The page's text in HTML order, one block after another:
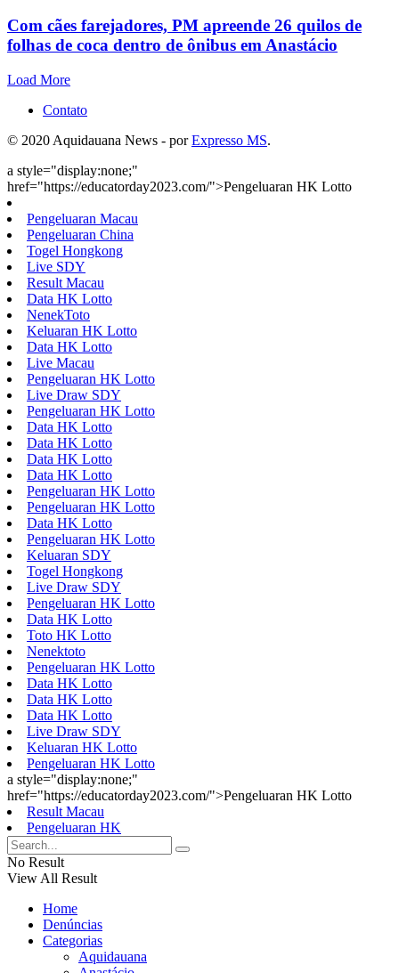
Com cães farejadores, PM apreende 26 quilos de
folhas de coca dentro de ônibus em Anastácio
Load More
Contato
© 2020 Aquidauana News - porExpresso MS.
a style="display:none;"
href="https://educatorday2023.com/">Pengeluaran HK Lotto
Pengeluaran Macau
Pengeluaran China
Togel Hongkong
Live SDY
Result Macau
Data HK Lotto
NenekToto
Keluaran HK Lotto
Data HK Lotto
Live Macau
Pengeluaran HK Lotto
Live Draw SDY
Pengeluaran HK Lotto
Data HK Lotto
Data HK Lotto
Data HK Lotto
Data HK Lotto
Pengeluaran HK Lotto
Pengeluaran HK Lotto
Data HK Lotto
Pengeluaran HK Lotto
Keluaran SDY
Togel Hongkong
Live Draw SDY
Pengeluaran HK Lotto
Data HK Lotto
Toto HK Lotto
Nenektoto
Pengeluaran HK Lotto
Data HK Lotto
Data HK Lotto
Data HK Lotto
Live Draw SDY
Keluaran HK Lotto
Pengeluaran HK Lotto
a style="display:none;"
href="https://educatorday2023.com/">Pengeluaran HK Lotto
Result Macau
Pengeluaran HK
No Result
View All Result
Home
Denúncias
Categorias
Aquidauana